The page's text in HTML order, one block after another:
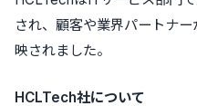
され、顧客や業界パートナ
映されました。
HCLTech社について